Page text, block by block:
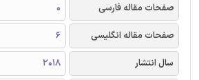
صفحات مقاله فارسی
0
صفحات مقاله انگلیسی
6
سال انتشار
2018